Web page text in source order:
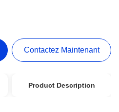
Contactez Maintenant
Product Description